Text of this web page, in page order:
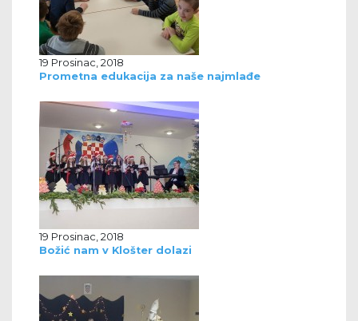
19 Prosinac, 2018
Prometna edukacija za naše najmlađe
19 Prosinac, 2018
Božić nam v Klošter dolazi